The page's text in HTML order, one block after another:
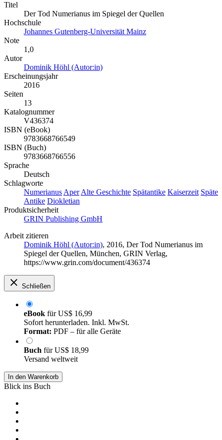
Titel
Der Tod Numerianus im Spiegel der Quellen
Hochschule
Johannes Gutenberg-Universität Mainz
Note
1,0
Autor
Dominik Höhl (Autor:in)
Erscheinungsjahr
2016
Seiten
13
Katalognummer
V436374
ISBN (eBook)
9783668766549
ISBN (Buch)
9783668766556
Sprache
Deutsch
Schlagworte
Numerianus Aper Alte Geschichte Spätantike Kaiserzeit Späte
Antike Diokletian
Produktsicherheit
GRIN Publishing GmbH
Arbeit zitieren
Dominik Höhl (Autor:in), 2016, Der Tod Numerianus im
Spiegel der Quellen, München, GRIN Verlag,
https://www.grin.com/document/436374
Schließen
eBook fürUS$ 16,99
Sofort herunterladen. Inkl. MwSt.
Format: PDF – für alle Geräte
Buch fürUS$ 18,99
Versand weltweit
In den Warenkorb
Blick ins Buch